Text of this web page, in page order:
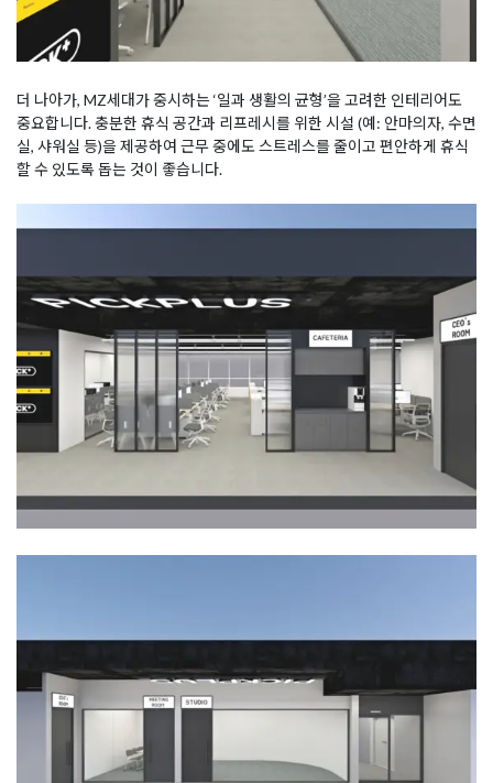
더 나아가, MZ세대가 중시하는 ‘일과 생활의 균형’을 고려한 인테리어도
중요합니다. 충분한 휴식 공간과 리프레시를 위한 시설 (예: 안마의자, 수면
실, 샤워실 등)을 제공하여 근무 중에도 스트레스를 줄이고 편안하게 휴식
할 수 있도록 돕는 것이 좋습니다.